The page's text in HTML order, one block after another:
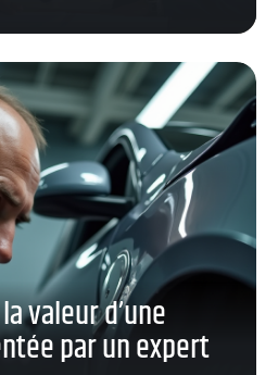
valeur d’une
par un expert